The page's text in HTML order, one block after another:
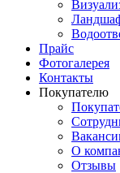
Прайс
Фотогалерея
Контакты
Покупателю
О
Отзывы